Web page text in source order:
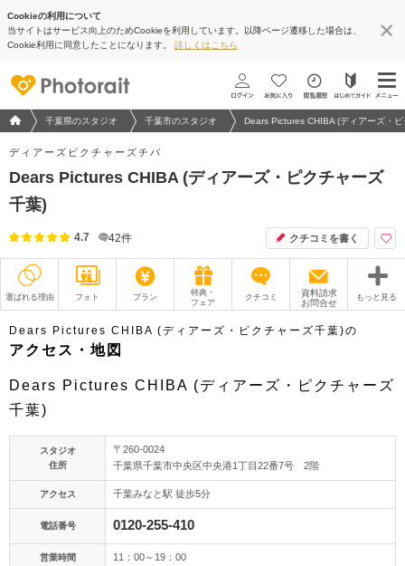
Cookieの利用について
当サイトはサービス向上のためCookieを利用しています。以降ページ遷移した場合は、
Cookie利用に同意したことになります。 詳しくはこちら
フォトウエディング/結婚写真のPhotorait ホーム
千葉県のスタジオ 千葉市のスタジオ Dears Pictures CHIBA (ディアーズ・
ディアーズピクチャーズチバ
Dears Pictures CHIBA (ディアーズ・ピクチャーズ
千葉)
4.7 42件 クチコミを書く
選ばれる理由 フォト プラン
特典・
フェア
クチコミ
資料請求
お問合せ
もっと見る
撮影レポート フォトグラファー
オプション
アクセス/TEL スタジオトップ
Dears Pictures CHIBA (ディアーズ・ピクチャーズ千葉)の
アクセス・地図
Dears Pictures CHIBA (ディアーズ・ピクチャーズ
千葉)
スタジオ
住所
〒260-0024
千葉県千葉市中央区中央港1丁目22番7号 2階
アクセス 千葉みなと駅 徒歩5分
電話番号 0120-255-410
営業時間 11：00～19：00
地図アプリで見る